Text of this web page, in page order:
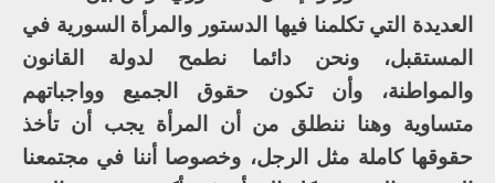
العديدة التي تكلمنا فيها الدستور والمرأة السورية في
المستقبل، ونحن دائما نطمح لدولة القانون
والمواطنة، وأن تكون حقوق الجميع وواجباتهم
متساوية وهنا ننطلق من أن المرأة يجب أن تأخذ
حقوقها كاملة مثل الرجل، وخصوصا أننا في مجتمعنا